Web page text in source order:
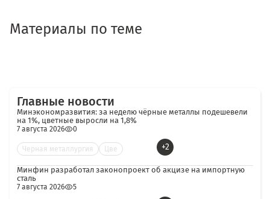
Материалы по теме
Главные новости
Минэкономразвития: за неделю чёрные металлы подешевели
на 1%, цветные выросли на 1,8%
7 августа 2026 0
Черная металлургия Цве +2
Минфин разработал законопроект об акцизе на импортную
сталь
7 августа 2026 5